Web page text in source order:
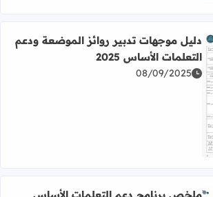
عن دليل موجهات تدبير روائز الموضعة ودعم
دليل موجهات تدبير روائز الموضعة ودعم
التعلمات الأساس 2025
08/09/2025